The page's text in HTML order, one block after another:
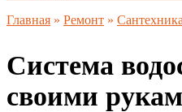
Главная » Ремонт » Сантехника
Система
своими